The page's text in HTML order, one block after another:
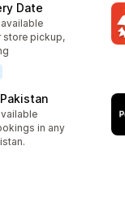
Date
store pickup,
in any